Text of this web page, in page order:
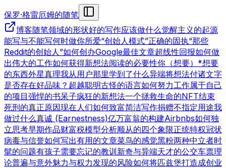
保罗·格雷厄姆的随笔
博客随笔领域的形状好的写作应该做什么觉醒主义的起源
能写与不能写何时做你所爱“创始人模式”正确的固执“那些
Reddit的创始人”如何创办Google最佳文章超线性回报如何做
出伟大的工作如何获得新想法阅读的必要性你（想要）*想要
的东西外星真理我从用户那里学到了什么异端将想法付诸文字
是否存在好品味？ 超越聪明古怪的语言如何努力工作属于自己
的项目强悍的书呆子疯狂的新想法一个拯救生命的NFT结束
死刑的真正原因现在人们如何致富简洁写作捐赠不指定用途我
做过什么真诚 (Earnestness)亿万富翁的构建Airbnbs如何独
立思考早期作品财富税模型分析顺从的四个象限正统特权冠状
病毒与信誉如何写出有用的文章菜鸟的感觉黑粉两种中立者时
髦的问题有孩子需要忘记的教训 新奇与异端天才的公交车票理
论普遍与意外魅力与权力发现的风险如何将匹兹堡打造成创业